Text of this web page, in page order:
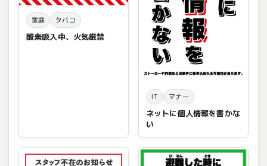
家庭 タバコ
酸素吸入中、火気厳禁
IT マナー
ネットに個人情報を書かな
い